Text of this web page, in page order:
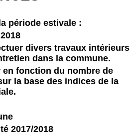
période estivale :
divers travaux intérieurs
dans la commune.
fonction du nombre de
la base des indices de la
2017/2018